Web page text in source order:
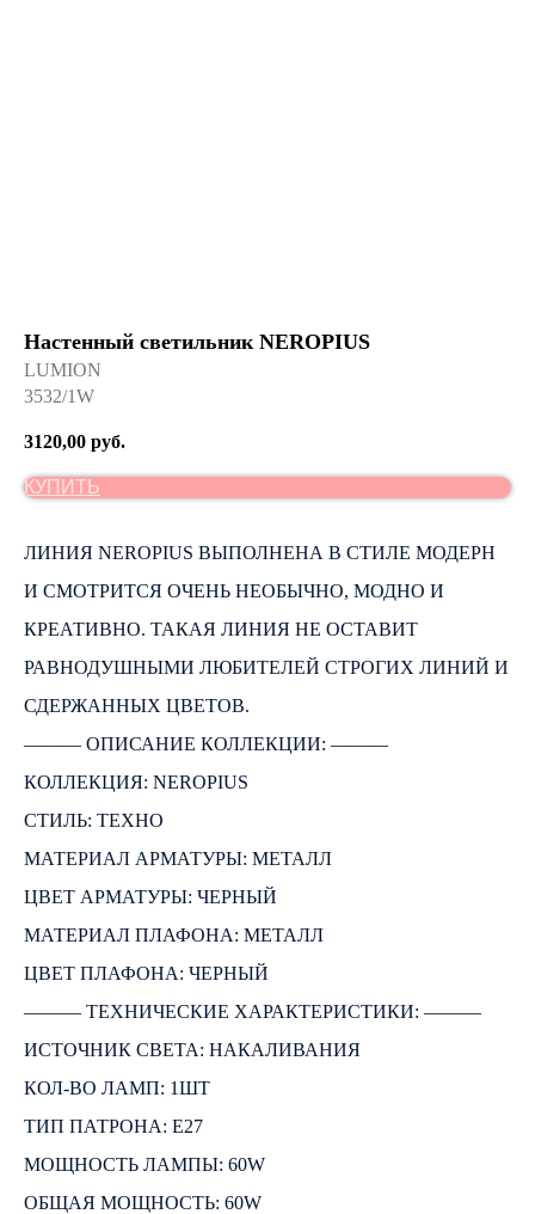
Настенный светильник NEROPIUS
LUMION
3532/1W
3120,00 руб.
КУПИТЬ
ЛИНИЯ NEROPIUS ВЫПОЛНЕНА В СТИЛЕ МОДЕРН
И СМОТРИТСЯ ОЧЕНЬ НЕОБЫЧНО, МОДНО И
КРЕАТИВНО. ТАКАЯ ЛИНИЯ НЕ ОСТАВИТ
РАВНОДУШНЫМИ ЛЮБИТЕЛЕЙ СТРОГИХ ЛИНИЙ И
СДЕРЖАННЫХ ЦВЕТОВ.
――― ОПИСАНИЕ КОЛЛЕКЦИИ: ―――
КОЛЛЕКЦИЯ: NEROPIUS
СТИЛЬ: ТЕХНО
МАТЕРИАЛ АРМАТУРЫ: МЕТАЛЛ
ЦВЕТ АРМАТУРЫ: ЧЕРНЫЙ
МАТЕРИАЛ ПЛАФОНА: МЕТАЛЛ
ЦВЕТ ПЛАФОНА: ЧЕРНЫЙ
――― ТЕХНИЧЕСКИЕ ХАРАКТЕРИСТИКИ: ―――
ИСТОЧНИК СВЕТА: НАКАЛИВАНИЯ
КОЛ-ВО ЛАМП: 1ШТ
ТИП ПАТРОНА: E27
МОЩНОСТЬ ЛАМПЫ: 60W
ОБЩАЯ МОЩНОСТЬ: 60W